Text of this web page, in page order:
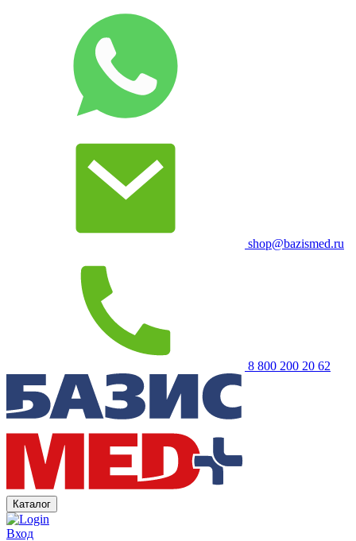
shop@bazismed.ru
8 800 200 20 62
Каталог
Вход